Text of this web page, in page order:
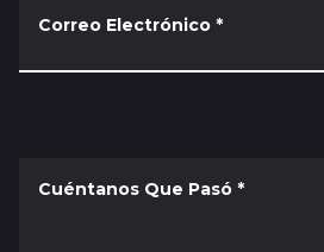
Correo Electrónico *
Cuéntanos Que Pasó *